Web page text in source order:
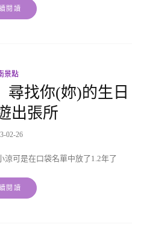
閱讀
景點
尋找你(妳)的生日
出張所
02-26
可是在口袋名單中放了1.2年了
閱讀